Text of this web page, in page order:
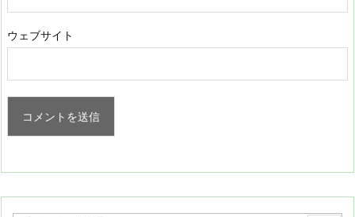
ウェブサイト